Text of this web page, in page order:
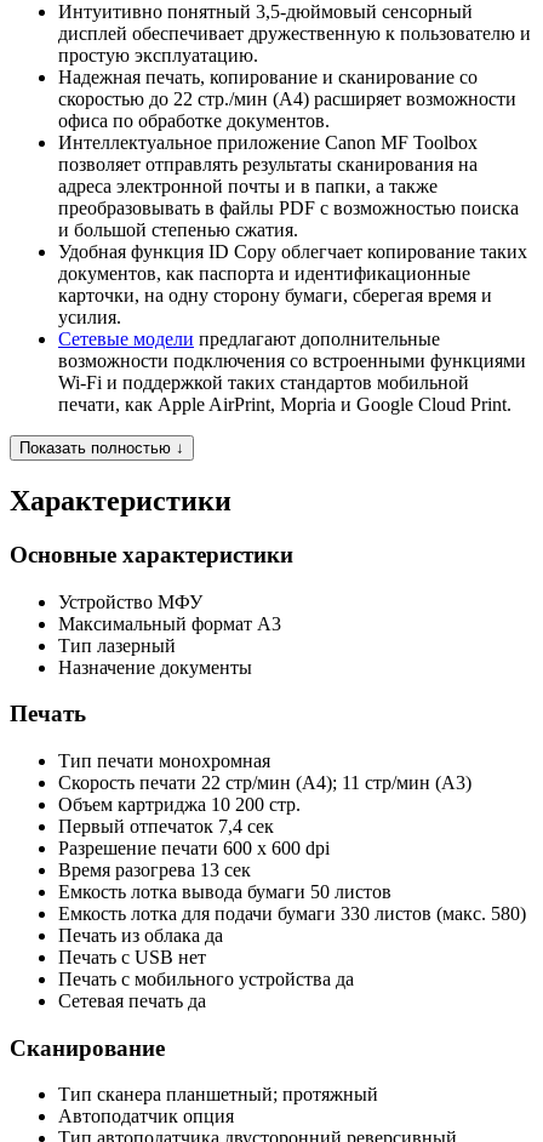
Интуитивно понятный 3,5-дюймовый сенсорный
дисплей обеспечивает дружественную к пользователю и
простую эксплуатацию.
Надежная печать, копирование и сканирование со
скоростью до 22 стр./мин (A4) расширяет возможности
офиса по обработке документов.
Интеллектуальное приложение Canon MF Toolbox
позволяет отправлять результаты сканирования на
адреса электронной почты и в папки, а также
преобразовывать в файлы PDF с возможностью поиска
и большой степенью сжатия.
Удобная функция ID Copy облегчает копирование таких
документов, как паспорта и идентификационные
карточки, на одну сторону бумаги, сберегая время и
усилия.
Сетевые модели предлагают дополнительные
возможности подключения со встроенными функциями
Wi-Fi и поддержкой таких стандартов мобильной
печати, как Apple AirPrint, Mopria и Google Cloud Print.
Показать полностью ↓
Характеристики
Основные характеристики
Устройство МФУ
Максимальный формат A3
Тип лазерный
Назначение документы
Печать
Тип печати монохромная
Скорость печати 22 стр/мин (A4); 11 стр/мин (A3)
Объем картриджа 10 200 стр.
Первый отпечаток 7,4 сек
Разрешение печати 600 x 600 dpi
Время разогрева 13 сек
Емкость лотка вывода бумаги 50 листов
Емкость лотка для подачи бумаги 330 листов (макс. 580)
Печать из облака да
Печать с USB нет
Печать с мобильного устройства да
Сетевая печать да
Сканирование
Тип сканера планшетный; протяжный
Автоподатчик опция